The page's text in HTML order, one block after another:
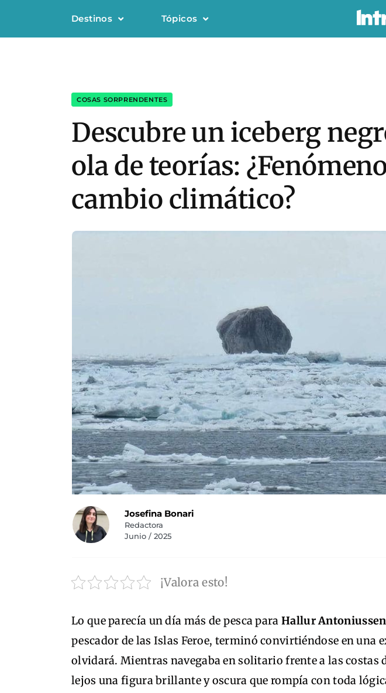
Destinos Tópicos
COSAS SORPRENDENTES
Descubre un iceberg
ola de teorías:
cambio climático?
Josefina Bonari
Redactora
Junio / 2025
¡Valora esto!
Lo que parecía un día más de pesca para Hallur Antoniussen
pescador de las Islas Feroe, terminó convirtiéndose en una
olvidará. Mientras navegaba en solitario frente a las costas
lejos una figura brillante y oscura que rompía con toda